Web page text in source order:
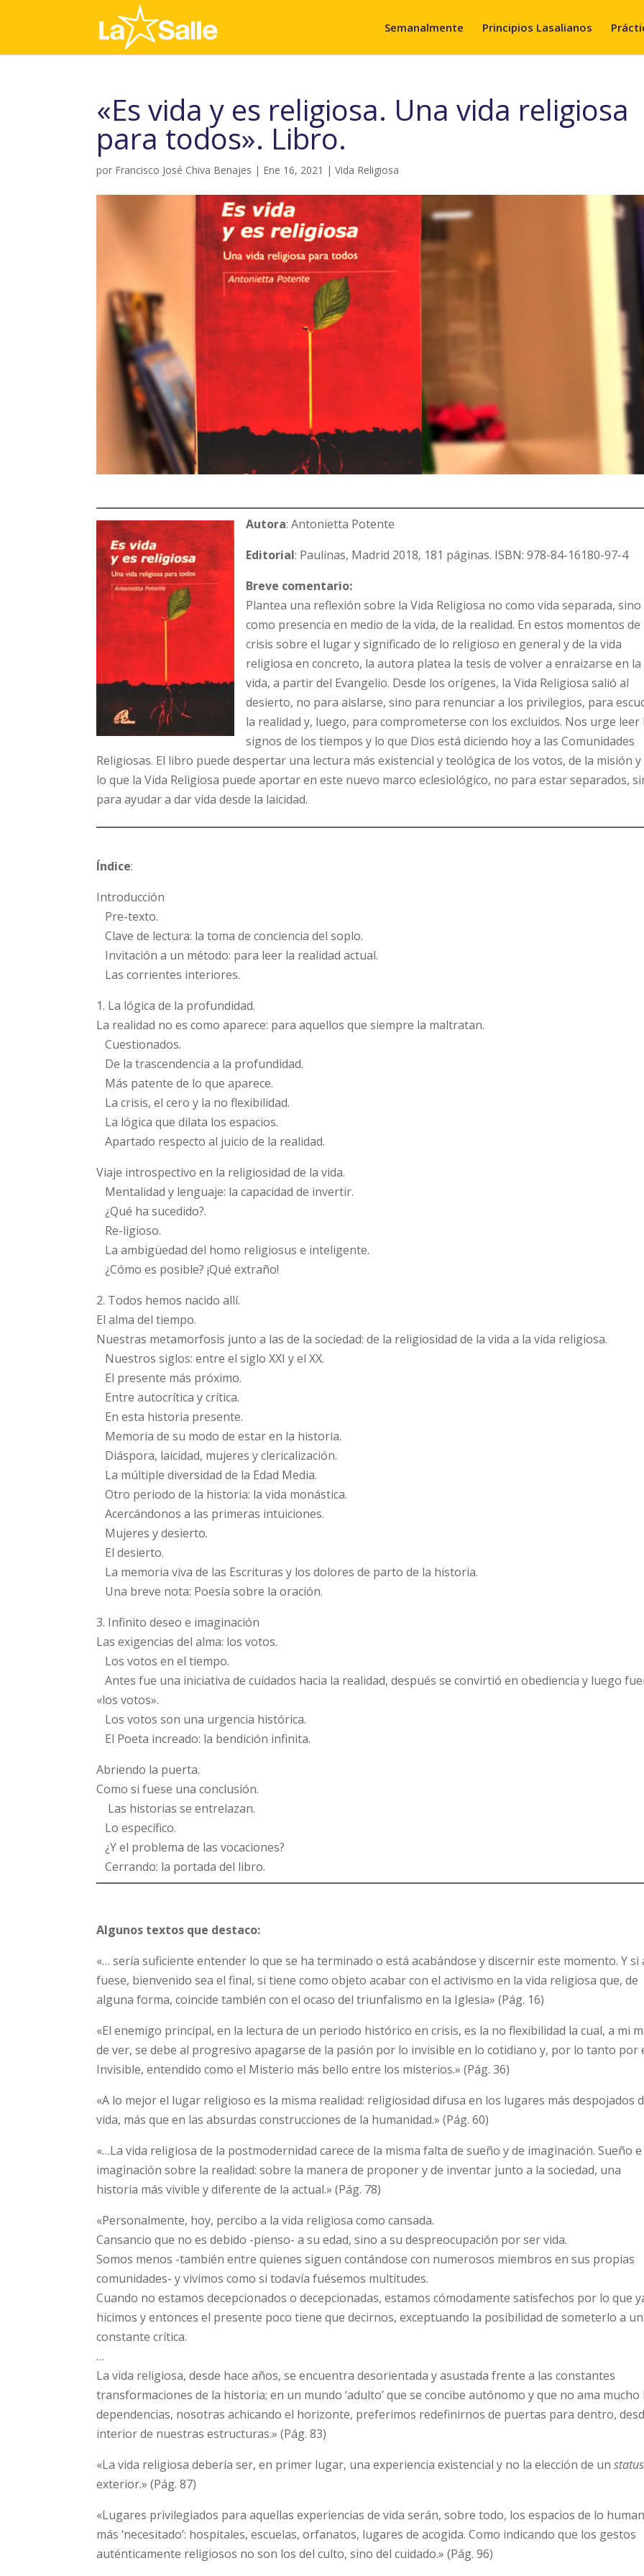
Semanalmente Principios Lasalianos
«Es vida y es religiosa. Una vida religiosa
para todos». Libro.
por Francisco José Chiva Benajes | Ene 16, 2021 |Vida Religiosa
Autora: Antonietta Potente
Editorial: Paulinas, Madrid 2018, 181 páginas. ISBN: 978-84-16180-97-4
Breve comentario:
Plantea una reflexión sobre la Vida Religiosa no como vida separada, sino
como presencia en medio de la vida, de la realidad. En estos momentos de
crisis sobre el lugar y significado de lo religioso en general y de la vida
religiosa en concreto, la autora platea la tesis de volver a enraizarse en la
vida, a partir del Evangelio. Desde los orígenes, la Vida Religiosa salió al
desierto, no para aislarse, sino para renunciar a los privilegios, para
la realidad y, luego, para comprometerse con los excluidos. Nos urge leer
signos de los tiempos y lo que Dios está diciendo hoy a las Comunidades
Religiosas. El libro puede despertar una lectura más existencial y teológica de los votos, de la misión y
lo que la Vida Religiosa puede aportar en este nuevo marco eclesiológico, no para estar separados,
para ayudar a dar vida desde la laicidad.
Índice:
Introducción
Pre-texto.
Clave de lectura: la toma de conciencia del soplo.
Invitación a un método: para leer la realidad actual.
Las corrientes interiores.
1. La lógica de la profundidad.
La realidad no es como aparece: para aquellos que siempre la maltratan.
Cuestionados.
De la trascendencia a la profundidad.
Más patente de lo que aparece.
La crisis, el cero y la no flexibilidad.
La lógica que dilata los espacios.
Apartado respecto al juicio de la realidad.
Viaje introspectivo en la religiosidad de la vida.
Mentalidad y lenguaje: la capacidad de invertir.
¿Qué ha sucedido?.
Re-ligioso.
La ambigüedad del homo religiosus e inteligente.
¿Cómo es posible? ¡Qué extraño!
2. Todos hemos nacido allí.
El alma del tiempo.
Nuestras metamorfosis junto a las de la sociedad: de la religiosidad de la vida a la vida religiosa.
Nuestros siglos: entre el siglo XXI y el XX.
El presente más próximo.
Entre autocrítica y crítica.
En esta historia presente.
Memoria de su modo de estar en la historia.
Diáspora, laicidad, mujeres y clericalización.
La múltiple diversidad de la Edad Media.
Otro periodo de la historia: la vida monástica.
Acercándonos a las primeras intuiciones.
Mujeres y desierto.
El desierto.
La memoria viva de las Escrituras y los dolores de parto de la historia.
Una breve nota: Poesía sobre la oración.
3. Infinito deseo e imaginación
Las exigencias del alma: los votos.
Los votos en el tiempo.
Antes fue una iniciativa de cuidados hacia la realidad, después se convirtió en obediencia y luego
«los votos».
Los votos son una urgencia histórica.
El Poeta increado: la bendición infinita.
Abriendo la puerta.
Como si fuese una conclusión.
Las historias se entrelazan.
Lo específico.
¿Y el problema de las vocaciones?
Cerrando: la portada del libro.
Algunos textos que destaco:
«… sería suficiente entender lo que se ha terminado o está acabándose y discernir este momento. Y si
fuese, bienvenido sea el final, si tiene como objeto acabar con el activismo en la vida religiosa que, de
alguna forma, coincide también con el ocaso del triunfalismo en la Iglesia» (Pág. 16)
«El enemigo principal, en la lectura de un periodo histórico en crisis, es la no flexibilidad la cual, a mi
de ver, se debe al progresivo apagarse de la pasión por lo invisible en lo cotidiano y, por lo tanto por
Invisible, entendido como el Misterio más bello entre los misterios.» (Pág. 36)
«A lo mejor el lugar religioso es la misma realidad: religiosidad difusa en los lugares más despojados
vida, más que en las absurdas construcciones de la humanidad.» (Pág. 60)
«…La vida religiosa de la postmodernidad carece de la misma falta de sueño y de imaginación. Sueño e
imaginación sobre la realidad: sobre la manera de proponer y de inventar junto a la sociedad, una
historia más vivible y diferente de la actual.» (Pág. 78)
«Personalmente, hoy, percibo a la vida religiosa como cansada.
Cansancio que no es debido -pienso- a su edad, sino a su despreocupación por ser vida.
Somos menos -también entre quienes siguen contándose con numerosos miembros en sus propias
comunidades- y vivimos como si todavía fuésemos multitudes.
Cuando no estamos decepcionados o decepcionadas, estamos cómodamente satisfechos por lo que
hicimos y entonces el presente poco tiene que decirnos, exceptuando la posibilidad de someterlo a
constante crítica.
…
La vida religiosa, desde hace años, se encuentra desorientada y asustada frente a las constantes
transformaciones de la historia; en un mundo ‘adulto’ que se concibe autónomo y que no ama mucho
dependencias, nosotras achicando el horizonte, preferimos redefinirnos de puertas para dentro,
interior de nuestras estructuras.» (Pág. 83)
«La vida religiosa debería ser, en primer lugar, una experiencia existencial y no la elección de unstatus
exterior.» (Pág. 87)
«Lugares privilegiados para aquellas experiencias de vida serán, sobre todo, los espacios de lo
más ‘necesitado’: hospitales, escuelas, orfanatos, lugares de acogida. Como indicando que los gestos
auténticamente religiosos no son los del culto, sino del cuidado.» (Pág. 96)